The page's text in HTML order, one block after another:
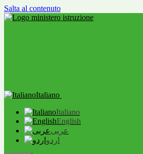
Salta al contenuto
Italiano
Italiano
English
عربى
اردو